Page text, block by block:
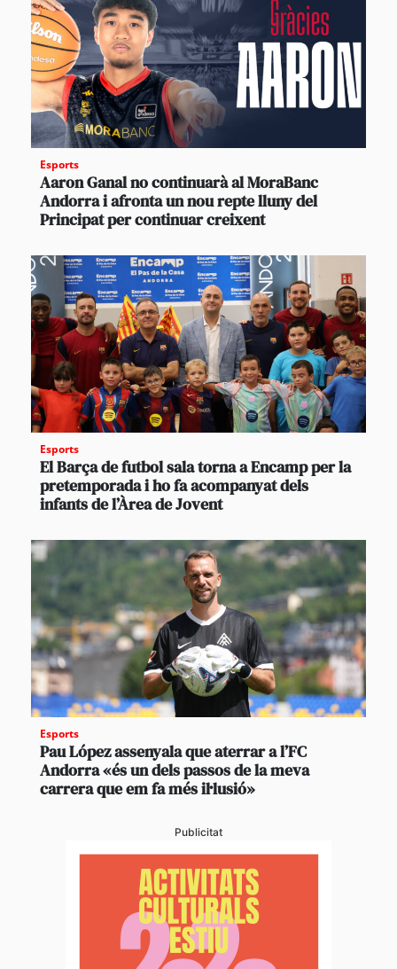
Esports
Aaron Ganal no continuarà al MoraBanc
Andorra i afronta un nou repte lluny del
Principat per continuar creixent
Esports
El Barça de futbol sala torna a Encamp per la
pretemporada i ho fa acompanyat dels
infants de l’Àrea de Jovent
Esports
Pau López assenyala que aterrar a l’FC
Andorra «és un dels passos de la meva
carrera que em fa més il·lusió»
Publicitat